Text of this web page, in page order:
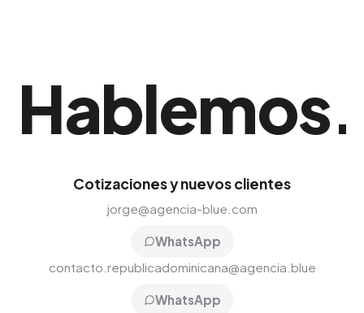
Hablemos.
Cotizaciones y nuevos clientes
jorge@agencia-blue.com
WhatsApp
contacto.republicadominicana@agencia.blue
WhatsApp